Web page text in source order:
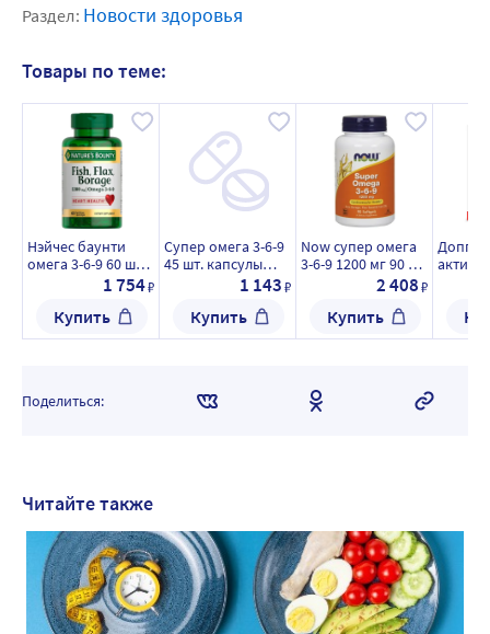
Раздел: Новости здоровья
Товары по теме:
Нэйчес баунти
омега 3-6-9 60 шт.
капсулы массой
1 754₽
Купить
Супер омега 3-6-9
45 шт. капсулы
массой 1,2 г1 143₽
Купить
Now супер омега
3-6-9 1200 мг 90 шт.
капсулы массой
2 408₽
Купить
актив
Поделиться:
Читайте также